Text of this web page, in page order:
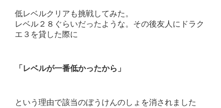
低レベルクリアも挑戦してみた。
レベル２８ぐらいだったような。その後友人にドラク
エ３を貸した際に
「レベルが一番低かったから」
という理由で該当のぼうけんのしょを消されました